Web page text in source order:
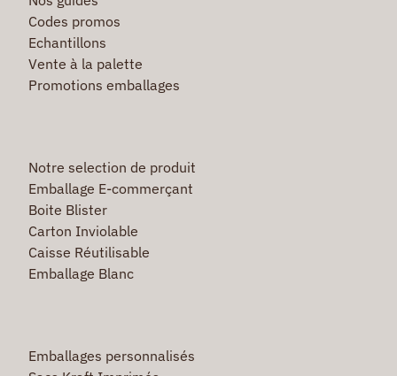
Codes promos
Echantillons
Vente à la palette
Promotions emballages
Notre selection de produit
Emballage E-commerçant
Boite Blister
Carton Inviolable
Caisse Réutilisable
Emballage Blanc
Emballages personnalisés